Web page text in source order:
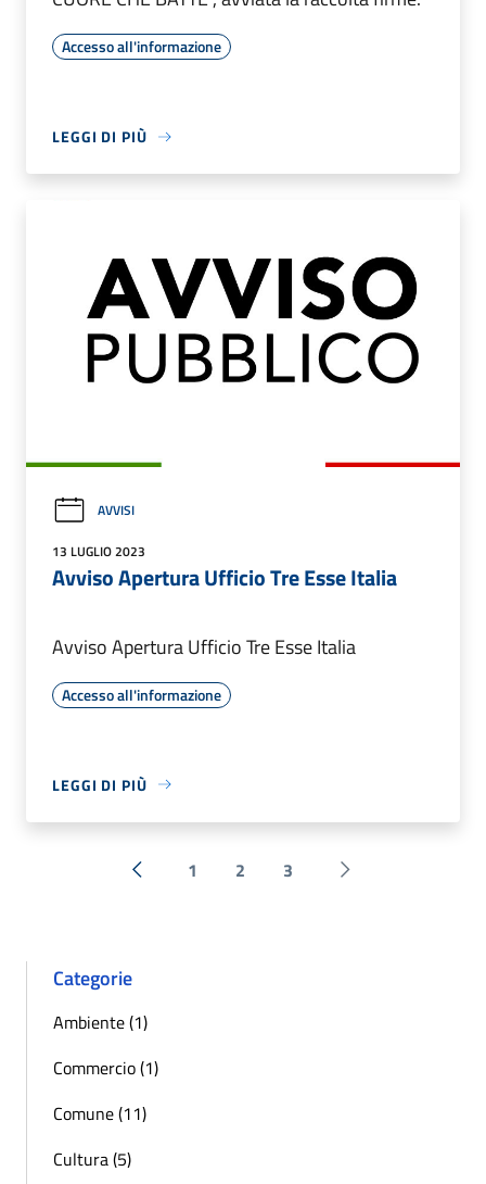
Accesso all'informazione
LEGGI DI PIÙ
AVVISI
13 LUGLIO 2023
Avviso Apertura Ufficio Tre Esse Italia
Avviso Apertura Ufficio Tre Esse Italia
Accesso all'informazione
LEGGI DI PIÙ
« Precedente
1 2 3 Successiva »
Categorie
Ambiente (1)
Commercio (1)
Comune (11)
Cultura (5)